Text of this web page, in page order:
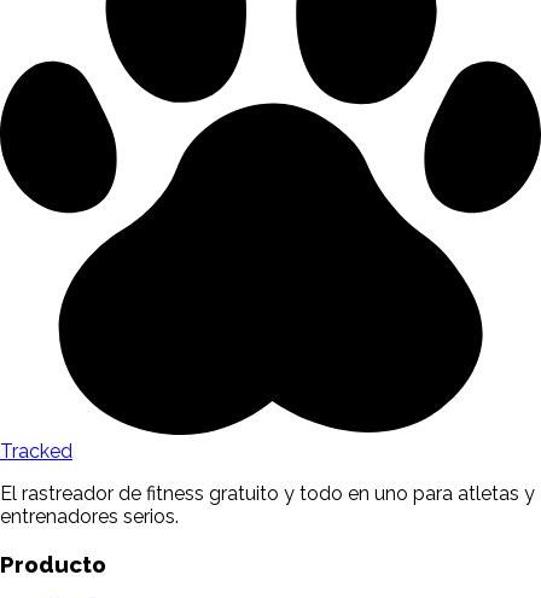
Tracked
El rastreador de fitness gratuito y todo en uno para atletas y
entrenadores serios.
Producto